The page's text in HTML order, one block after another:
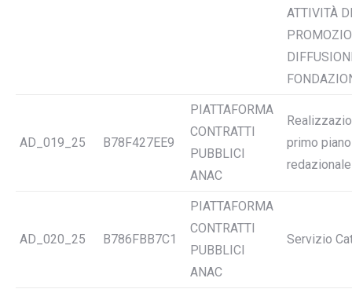
ATTIVITÀ
AD_019_25 B78F427EE9
PIATTAFORMA
CONTRATTI
PUBBLICI
ANAC
primo piano
redazionale
AD_020_25 B786FBB7C1
PIATTAFORMA
CONTRATTI
PUBBLICI
ANAC
Servizio